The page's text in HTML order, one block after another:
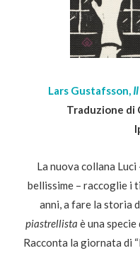
Lars Gustafsson,
Traduzione di
La nuova collana
bellissime – raccoglie i
anni, a fare la storia
piastrellista è una
Racconta la giornata di